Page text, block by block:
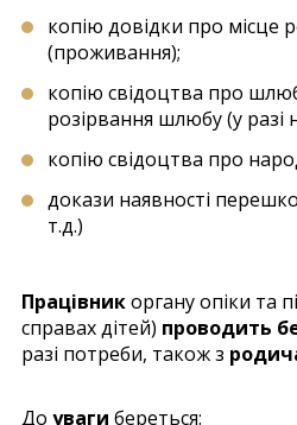
копію довідки про місце
(проживання);
копію свідоцтва про
розірвання шлюбу (у разі
копію свідоцтва про
докази наявності
т.д.)
Працівникоргану опіки та
справах дітей) проводить
разі потреби, також з
До уваги береться: